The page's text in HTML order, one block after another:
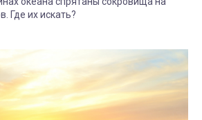
Где их искать?